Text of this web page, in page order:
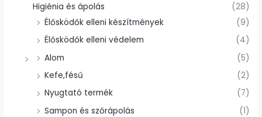
Higiénia és ápolás
(28)
Élősködők elleni készítmények
(9)
Élősködők elleni védelem
(4)
Alom
(5)
Kefe,fésű
(2)
Nyugtató termék
(7)
Sampon és szőrápolás
(1)